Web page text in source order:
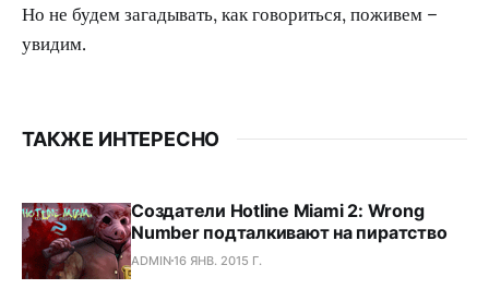
Но не будем загадывать, как говориться, поживем –
увидим.
ТАКЖЕ ИНТЕРЕСНО
Создатели Hotline Miami 2: Wrong
Number подталкивают на пиратство
ADMIN16 ЯНВ. 2015 Г.